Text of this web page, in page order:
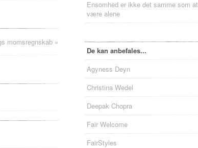
momsregnskab »
Ensomhed er ikke det samme som at
være alene
De kan anbefales...
Agyness Deyn
Christina Wedel
Deepak Chopra
Fair Welcome
FairStyles